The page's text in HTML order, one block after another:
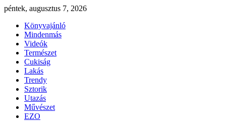
péntek, augusztus 7, 2026
Könyvajánló
Mindenmás
Videók
Természet
Cukiság
Lakás
Trendy
Sztorik
Utazás
Művészet
EZO